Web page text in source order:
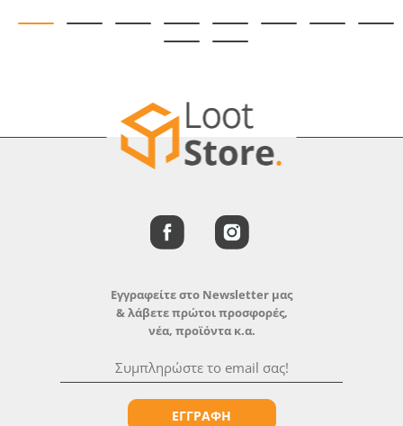
Εγγραφείτε στο Newsletter μας
& λάβετε πρώτοι προσφορές,
νέα, προϊόντα κ.α.
ΕΓΓΡΑΦΗ